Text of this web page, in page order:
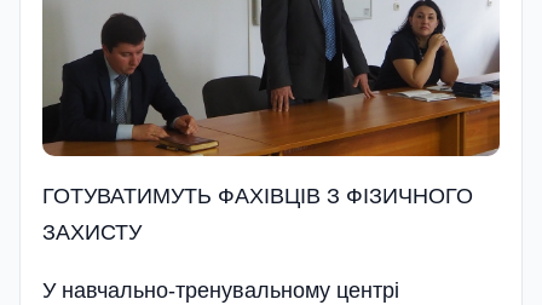
ГОТУВАТИМУТЬ ФАХІВЦІВ З ФІЗИЧНОГО
ЗАХИСТУ
У навчально-тренувальному центрі